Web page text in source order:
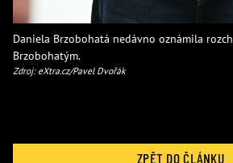
Daniela Brzobohatá nedávno oznámila
Brzobohatým.
Zdroj: eXtra.cz/Pavel Dvořák
ZPĚT DO ČLÁNKU